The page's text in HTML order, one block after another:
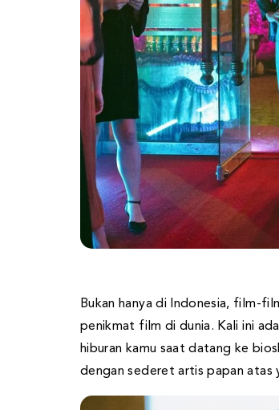
Bukan hanya di Indonesia, film-
penikmat film di dunia. Kali ini
hiburan kamu saat datang ke
dengan sederet artis papan atas